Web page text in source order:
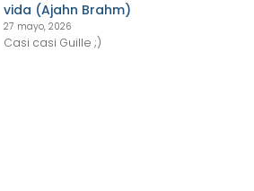
vida (Ajahn Brahm)
27 mayo, 2026
Casi casi Guille ;)